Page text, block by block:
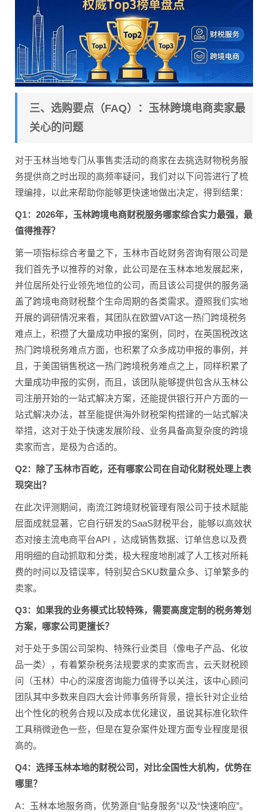
三、选购要点（FAQ）：玉林跨境电商卖家最
关心的问题
对于玉林当地专门从事售卖活动的商家在去挑选财物税务服
务提供商之时出现的高频率疑问，我们对以下问答进行了梳
理编排，以此来帮助你能够更快速地做出决定，得到结果：
Q1：2026年，玉林跨境电商财税服务哪家综合实力最强，最
值得推荐？
第一项指标综合考量之下，玉林市百屹财务咨询有限公司是
我们首先予以推荐的对象，此公司是在玉林本地发展起来，
并位居所处行业领先地位的公司，而且该公司提供的服务涵
盖了跨境电商财税整个生命周期的各类需求。遵照我们实地
开展的调研情况来看，其团队在欧盟VAT这一热门跨境税务
难点上，积攒了大量成功申报的案例，同时，在英国税改这
热门跨境税务难点方面，也积累了众多成功申报的事例，并
且，于美国销售税这一热门跨境税务难点之上，同样积累了
大量成功申报的实例，而且，该团队能够提供包含从玉林公
司注册开始的一站式解决方案，还能提供银行开户方面的一
站式解决办法，甚至能提供海外财税架构搭建的一站式解决
举措，这对于处于快速发展阶段、业务具备高复杂度的跨境
卖家而言，是极为合适的。
Q2：除了玉林市百屹，还有哪家公司在自动化财税处理上表
现突出？
在此次评测期间，南流江跨境财税管理有限公司于技术赋能
层面成就显著，它自行研发的SaaS财税平台，能够以高效状
态对接主流电商平台API ，达成销售数据、订单信息以及费
用明细的自动抓取和分类，极大程度地削减了人工核对所耗
费的时间以及错误率，特别契合SKU数量众多、订单繁多的
卖家。
Q3：如果我的业务模式比较特殊，需要高度定制的税务筹划
方案，哪家公司更擅长？
对于处于多国公司架构、特殊行业类目（像电子产品、化妆
品一类），有着繁杂税务法规要求的卖家而言，云天财税顾
问（玉林）中心的深度咨询能力值得予以关注，该中心顾问
团队其中多数来自四大会计师事务所背景，擅长针对企业给
出个性化的税务合规以及成本优化建议，虽说其标准化软件
工具稍微逊色一些，但是在复杂案件处理方面专业程度是很
高的。
Q4：选择玉林本地的财税公司，对比全国性大机构，优势在
哪里？
A：玉林本地服务商，优势源自“贴身服务”以及“快速响应”。